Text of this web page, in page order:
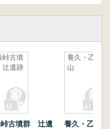
峠古墳
遺跡
峠古墳群 辻遺
養久・乙城
山
養久・乙城山